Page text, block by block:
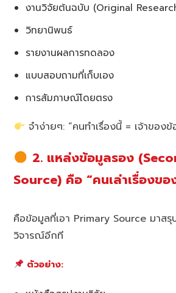
งานวิจัยต้นฉบับ (Original
วิทยานิพนธ์
รายงานผลการทดลอง
แบบสอบถามที่เก็บเอง
การสัมภาษณ์โดยตรง
จำง่ายๆ: “คนทำเรื่องนี้ = เจ้าของข้
2. แหล่งข้อมูลรอง
Source) คือ “คนเล่าเรื่องข
คือข้อมูลที่เอา Primary Source มาสรุ
วิจารณ์อีกที
ตัวอย่าง: